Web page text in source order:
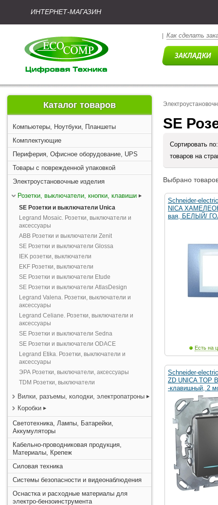
ИНТЕРНЕТ-МАГАЗИН
Как сделать
Каталог товаров
Компьютеры, Ноутбуки, Планшеты
Комплектующие
Периферия, Офисное оборудование, UPS
Товары с поврежденной упаковкой
Электроустановочные изделия
Розетки, выключатели, кнопки, клавиши
SE Розетки и выключатели Unica
Legrand Mosaic. Розетки, выключатели и
аксессуары
ABB Розетки и выключатели Zenit
SE Розетки и выключатели Glossa
IEK розетки, выключатели
EKF Розетки, выключатели
SE Розетки и выключатели Etude
SE Розетки и выключатели AtlasDesign
Legrand Valena. Розетки, выключатели и
аксессуары
Legrand Celiane. Розетки, выключатели и
аксессуары
SE Розетки и выключатели Sedna
SE Розетки и выключатели ODACE
Legrand Etika. Розетки, выключатели и
аксессуары
ЭРА Розетки, выключатели, аксессуары
TDM Розетки, выключатели
Вилки, разъемы, колодки, электропатроны
Коробки
Светотехника, Лампы, Батарейки,
Аккумуляторы
Кабельно-проводниковая продукция,
Материалы, Крепеж
Силовая техника
Системы безопасности и видеонаблюдения
Оснастка и расходные материалы для
электро-бензоинструмента
SE
Сортировать
товаров на
Выбрано
Schneider-
NICA
вая, БЕЛЫЙ/
Есть на
Schneider-
ZD UNICA
-клавишный, 2